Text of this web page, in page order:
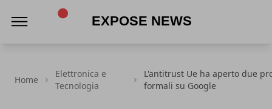
Home
Elettronica e
Tecnologia
L'antitrust Ue ha aperto due
formali su Google